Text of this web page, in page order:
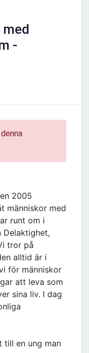
-
2005
människor med
runt om i
Delaktighet,
tror på
alltid är i
för människor
att leva som
sina liv. I dag
till en ung man